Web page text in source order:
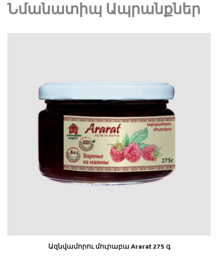
Նմանատիպ Ապրանքներ
Ազնվամորու մուրաբա Ararat 275 գ